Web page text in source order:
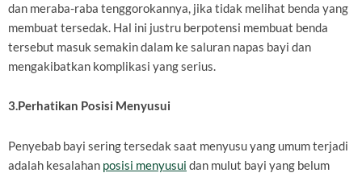
dan meraba-raba tenggorokannya, jika tidak melihat benda yang
membuat tersedak. Hal ini justru berpotensi membuat benda
tersebut masuk semakin dalam ke saluran napas bayi dan
mengakibatkan komplikasi yang serius.
3.Perhatikan Posisi Menyusui
Penyebab bayi sering tersedak saat menyusu yang umum terjadi
adalah kesalahan posisi menyusui dan mulut bayi yang belum